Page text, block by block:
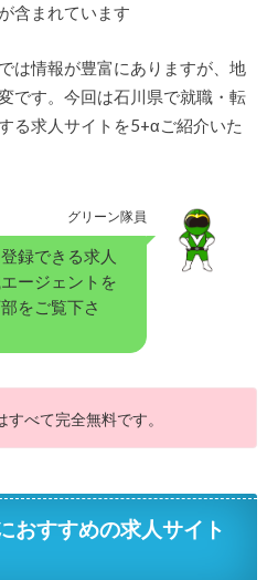
含まれています
は情報が豊富にありますが、地
です。今回は石川県で就職・転
る求人サイトを5+αご紹介いた
グリーン隊員
録できる求人
ージェントを
をご覧下さ
べて完全無料です。
おすすめの求人サイト